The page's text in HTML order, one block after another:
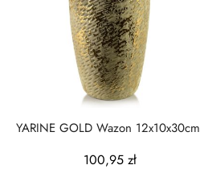
YARINE GOLD Wazon 12x10x30cm
100,95 zł